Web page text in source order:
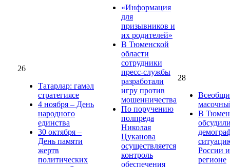
26
Татарлар: гамәл
стратегиясе
4 ноября – День
народного
единства
30 октября –
День памяти
жертв
политических
«Информация
для
призывников и
их родителей»
В Тюменской
области
сотрудники
пресс-службы
разработали
игру против
мошенничества
По поручению
полпреда
Николая
Цуканова
осуществляется
контроль
обеспечения
28
В
России
регионе